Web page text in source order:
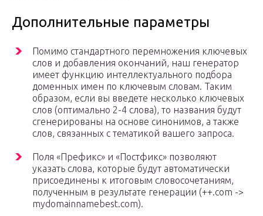
Дополнительные параметры
Помимо стандартного перемножения ключевых
слов и добавления окончаний, наш генератор
имеет функцию интеллектуального подбора
доменных имен по ключевым словам. Таким
образом, если вы введете несколько ключевых
слов (оптимально 2-4 слова), то названия будут
сгенерированы на основе синонимов, а также
слов, связанных с тематикой вашего запроса.
Поля «Префикс» и «Постфикс» позволяют
указать слова, которые будут автоматически
присоединены к итоговым словосочетаниям,
полученным в результате генерации (++.com ->
mydomainnamebest.com).